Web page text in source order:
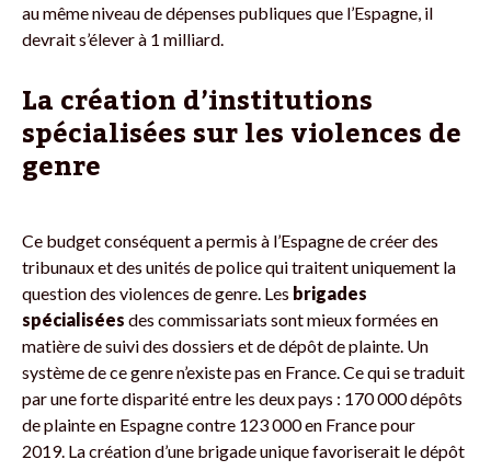
au même niveau de dépenses publiques que l’Espagne, il
devrait s’élever à 1 milliard.
La création d’institutions
spécialisées sur les violences de
genre
Ce budget conséquent a permis à l’Espagne de créer des
tribunaux et des unités de police qui traitent uniquement la
question des violences de genre. Les brigades
spécialisées des commissariats sont mieux formées en
matière de suivi des dossiers et de dépôt de plainte. Un
système de ce genre n’existe pas en France. Ce qui se traduit
par une forte disparité entre les deux pays : 170 000 dépôts
de plainte en Espagne contre 123 000 en France pour
2019. La création d’une brigade unique favoriserait le dépôt